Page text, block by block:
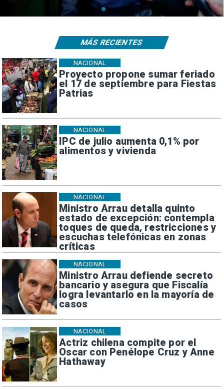
Proyecto propone sumar feriado
el 17 de septiembre para Fiestas
Patrias
NACIONAL
IPC de julio aumenta 0,1% por
alimentos y vivienda
NACIONAL
Ministro Arrau detalla quinto
estado de excepción: contempla
toques de queda, restricciones y
escuchas telefónicas en zonas
críticas
NACIONAL
Ministro Arrau defiende secreto
bancario y asegura que Fiscalía
logra levantarlo en la mayoría de
casos
NACIONAL
Actriz chilena compite por el
Oscar con Penélope Cruz y Anne
Hathaway
NACIONAL
MÁS RECIENTES